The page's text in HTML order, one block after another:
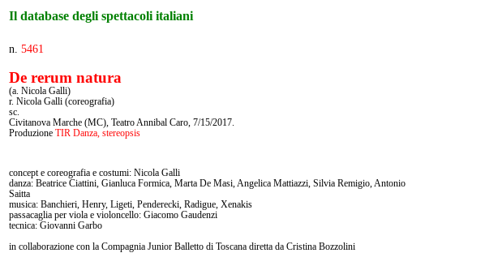
Il database degli spettacoli italiani
n. 5461
De rerum natura
(a. Nicola Galli)
r. Nicola Galli (coreografia)
sc.
Civitanova Marche (MC), Teatro Annibal Caro, 7/15/2017.
Produzione TIR Danza, stereopsis
concept e coreografia e costumi: Nicola Galli
danza: Beatrice Ciattini, Gianluca Formica, Marta De Masi, Angelica Mattiazzi, Silvia Remigio, Antonio
Saitta
musica: Banchieri, Henry, Ligeti, Penderecki, Radigue, Xenakis
passacaglia per viola e violoncello: Giacomo Gaudenzi
tecnica: Giovanni Garbo
in collaborazione con la Compagnia Junior Balletto di Toscana diretta da Cristina Bozzolini